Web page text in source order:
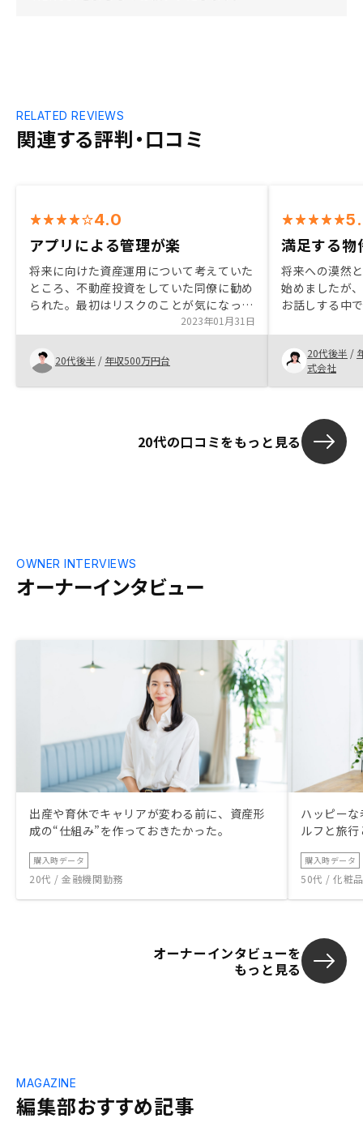
関連する評判・口コミ
RELATED REVIEWS
4.0
アプリによる管理が楽
将来に向けた資産運用について考えていた
ところ、不動産投資をしていた同僚に勧め
られた。最初はリスクのことが気になって
いたが、不動産投資の長期運用によるメリ
ットや、デメリット、また、生じるデメリ
ットの点についてカバーしてしてもらえる
システムなどが、他社にないよさであると
感じ、購入をしようと決めた。
2023年01月31日
20代後半 / 年収500万円台
満足する物
将来への漠然
始めましたが
お話しする中
会えて、スム
ても満足です。
20代後半 /
式会社
20代の口コミをもっと見る
オーナーインタビュー
OWNER INTERVIEWS
出産や育休でキャリアが変わる前に、資産形
成の“仕組み”を作っておきたかった。
購入時データ
20代 / 金融機関勤務
ハッピー
ルフと旅
購入時データ
50代 / 化粧
オーナーインタビューを
もっと見る
編集部おすすめ記事
MAGAZINE